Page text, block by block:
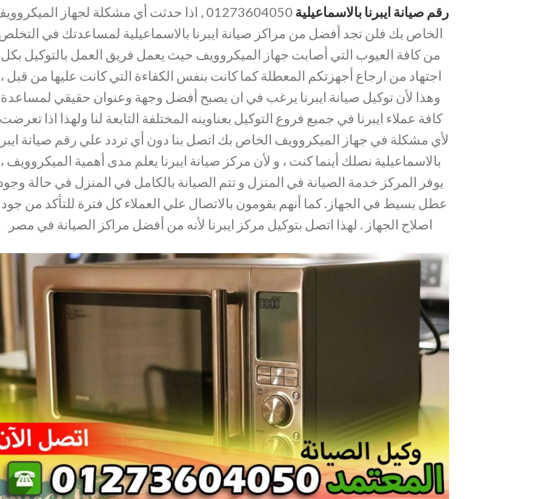
رقم صيانة ايبرنا بالاسماعيلية
01273604050 , اذا حدثت أي مشكلة لجهاز
الخاص بك فلن تجد أفضل من مراكز صيانة ايبرنا بالاسماعيلية لمساعدتك في
من كافة العيوب التي أصابت جهاز الميكروويف حيث يعمل فريق العمل بالتوكيل بكل
اجتهاد من ارجاع أجهزتكم المعطلة كما كانت بنفس الكفاءة التي كانت عليها من قبل ،
وهذا لأن توكيل صيانة ايبرنا يرغب في ان يصبح أفضل وجهة وعنوان حقيقي لمساعدة
كافة عملاء ايبرنا في جميع فروع التوكيل بعناوينه المختلفة التابعة لنا ولهذا اذا
لأي مشكلة في جهاز الميكروويف الخاص بك اتصل بنا دون أي تردد علي رقم صيانة
بالاسماعيلية نصلك أينما كنت ، و لأن مركز صيانة ايبرنا يعلم مدى أهمية الميكروويف ،
يوفر المركز خدمة الصيانة في المنزل و تتم الصيانة بالكامل في المنزل في حالة
عطل بسيط في الجهاز. كما أنهم يقومون بالاتصال علي العملاء كل فترة للتأكد من
اصلاح الجهاز . لهذا اتصل بتوكيل مركز ايبرنا لأنه من أفضل مراكز الصيانة في مصر